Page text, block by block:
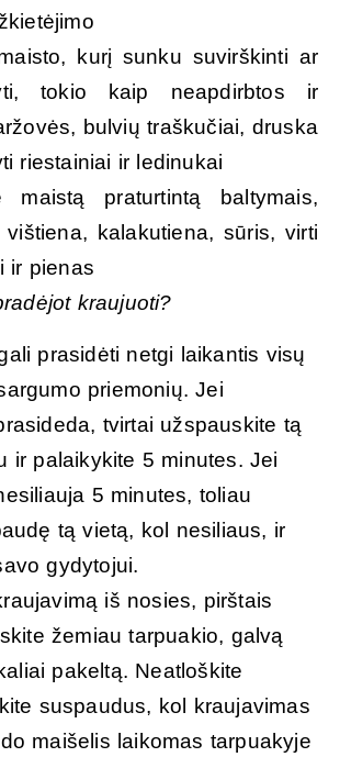
kurį sunku suvirškinti ar
tokio kaip neapdirbtos ir
bulvių traškučiai, druska
riestainiai ir ledinukai
maistą praturtintą baltymais,
kalakutiena, sūris, virti
ir pienas
kraujuoti?
prasidėti netgi laikantis visų
priemonių. Jei
tvirtai užspauskite tą
ir palaikykite 5 minutes. Jei
5 minutes, toliau
tą vietą, kol nesiliaus, ir
gydytojui.
iš nosies, pirštais
žemiau tarpuakio, galvą
pakeltą. Neatloškite
suspaudus, kol kraujavimas
maišelis laikomas tarpuakyje